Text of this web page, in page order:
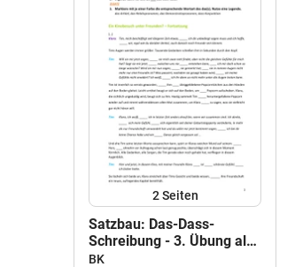
2Seiten
Satzbau: Das-Dass-
Schreibung - 3. Übung als
Fortsetzung + Lösungen
BK